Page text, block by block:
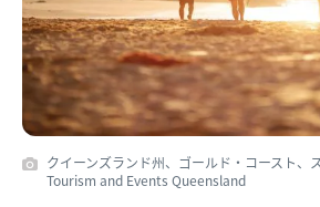
クイーンズランド州、ゴールド・コースト、
Tourism and Events Queensland